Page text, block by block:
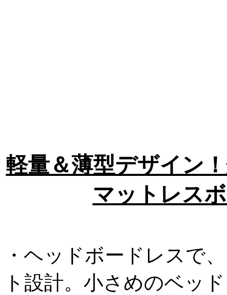
軽量＆薄型デザイン
マットレス
・ヘッドボードレスで
ト設計。小さめのベッ